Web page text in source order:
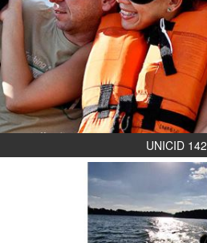
UNICID 142